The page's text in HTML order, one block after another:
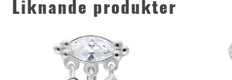
Liknande produkter